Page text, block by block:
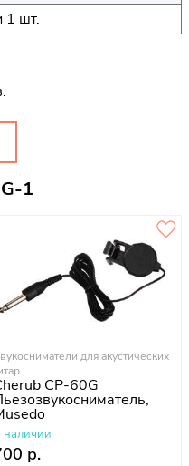
1 шт.
1
для акустических
CP-60G
наличии
р.